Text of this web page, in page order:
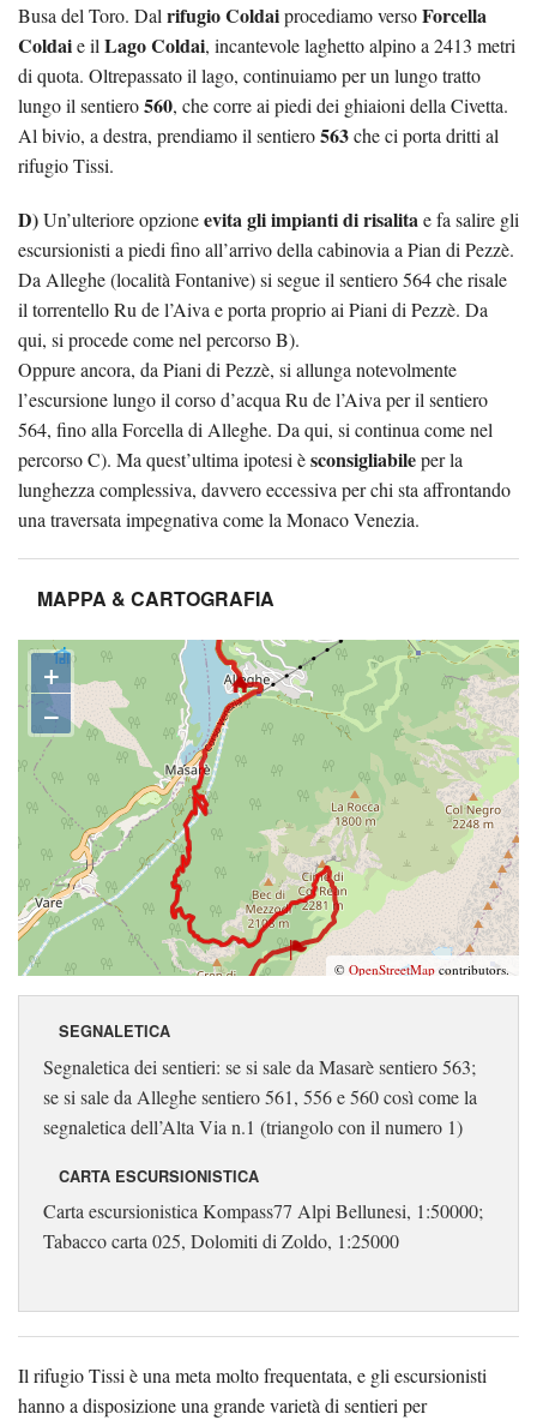
Busa del Toro. Dal rifugio Coldaiprocediamo versoForcella
Coldaie il Lago Coldai, incantevole laghetto alpino a 2413 metri
di quota. Oltrepassato il lago, continuiamo per un lungo tratto
lungo il sentiero560, che corre ai piedi dei ghiaioni della Civetta.
Al bivio, a destra, prendiamo il sentiero563che ci porta dritti al
rifugio Tissi.
D)Un’ulteriore opzioneevita gli impianti di risalitae fa salire gli
escursionisti a piedi fino all’arrivo della cabinovia a Pian di Pezzè.
Da Alleghe (località Fontanive) si segue il sentiero 564 che risale
il torrentello Ru de l’Aiva e porta proprio ai Piani di Pezzè. Da
qui, si procede come nel percorso B).
Oppure ancora, da Piani di Pezzè, si allunga notevolmente
l’escursione lungo il corso d’acqua Ru de l’Aiva per il sentiero
564, fino alla Forcella di Alleghe. Da qui, si continua come nel
percorso C). Ma quest’ultima ipotesi èsconsigliabileper la
lunghezza complessiva, davvero eccessiva per chi sta affrontando
una traversata impegnativa come la Monaco Venezia.
MAPPA & CARTOGRAFIA
+
−
©OpenStreetMap contributors.
SEGNALETICA
Segnaletica dei sentieri: se si sale da Masarè sentiero 563;
se si sale da Alleghe sentiero 561, 556 e 560 così come la
segnaletica dell’Alta Via n.1 (triangolo con il numero 1)
CARTA ESCURSIONISTICA
Carta escursionistica Kompass77 Alpi Bellunesi, 1:50000;
Tabacco carta 025, Dolomiti di Zoldo, 1:25000
Il rifugio Tissi è una meta molto frequentata, e gli escursionisti
hanno a disposizione una grande varietà di sentieri per